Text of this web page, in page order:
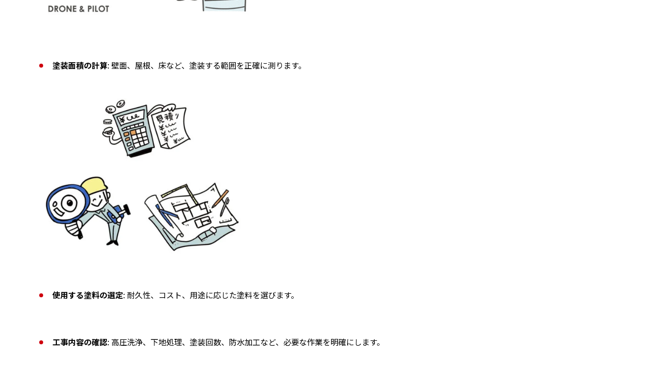
塗装面積の計算: 壁面、屋根、床など、塗装する範囲を正確に測ります。
使用する塗料の選定: 耐久性、コスト、用途に応じた塗料を選びます。
工事内容の確認: 高圧洗浄、下地処理、塗装回数、防水加工など、必要な作業を明確にします。